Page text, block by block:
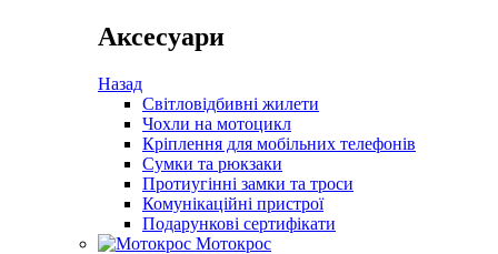
Аксесуари
Назад
Світловідбивні жилети
Чохли на мотоцикл
Кріплення для мобільних телефонів
Сумки та рюкзаки
Протиугінні замки та троси
Комунікаційні пристрої
Подарункові сертифікати
Мотокрос